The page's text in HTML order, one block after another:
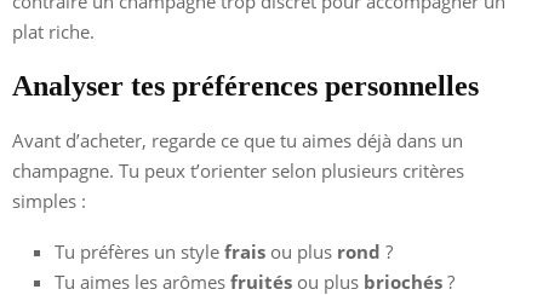
plat riche.
Analyser tes préférences personnelles
Avant d’acheter, regarde ce que tu aimes déjà dans un
champagne. Tu peux t’orienter selon plusieurs critères
simples :
Tu préfères un style frais ou plus rond ?
Tu aimes les arômes fruités ou plus briochés ?